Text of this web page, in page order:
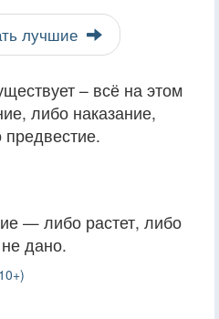
лучшие
– всё на этом
либо наказание,
— либо растет, либо
дано.